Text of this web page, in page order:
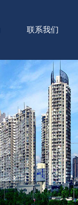
联系我们